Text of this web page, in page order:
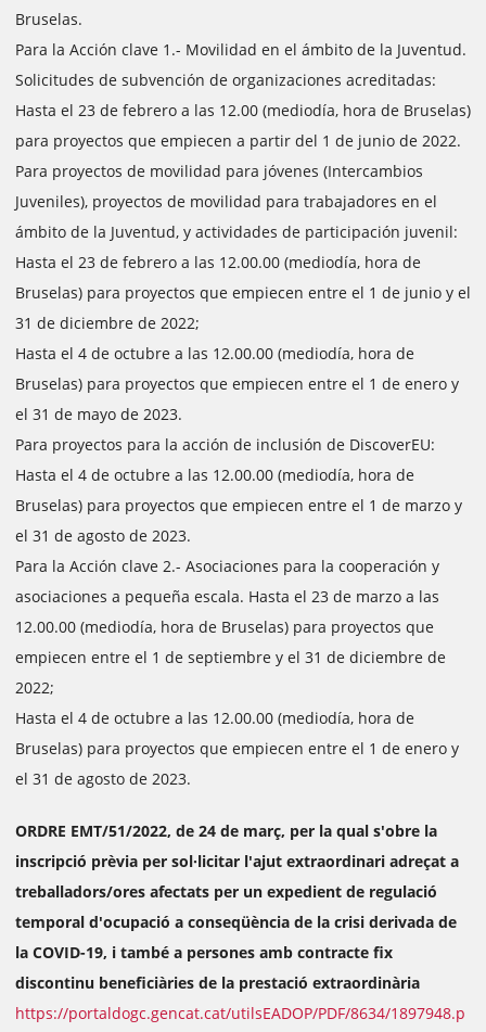
Bruselas.
Para la Acción clave 1.- Movilidad en el ámbito de la Juventud.
Solicitudes de subvención de organizaciones acreditadas:
Hasta el 23 de febrero a las 12.00 (mediodía, hora de Bruselas)
para proyectos que empiecen a partir del 1 de junio de 2022.
Para proyectos de movilidad para jóvenes (Intercambios
Juveniles), proyectos de movilidad para trabajadores en el
ámbito de la Juventud, y actividades de participación juvenil:
Hasta el 23 de febrero a las 12.00.00 (mediodía, hora de
Bruselas) para proyectos que empiecen entre el 1 de junio y el
31 de diciembre de 2022;
Hasta el 4 de octubre a las 12.00.00 (mediodía, hora de
Bruselas) para proyectos que empiecen entre el 1 de enero y
el 31 de mayo de 2023.
Para proyectos para la acción de inclusión de DiscoverEU:
Hasta el 4 de octubre a las 12.00.00 (mediodía, hora de
Bruselas) para proyectos que empiecen entre el 1 de marzo y
el 31 de agosto de 2023.
Para la Acción clave 2.- Asociaciones para la cooperación y
asociaciones a pequeña escala. Hasta el 23 de marzo a las
12.00.00 (mediodía, hora de Bruselas) para proyectos que
empiecen entre el 1 de septiembre y el 31 de diciembre de
2022;
Hasta el 4 de octubre a las 12.00.00 (mediodía, hora de
Bruselas) para proyectos que empiecen entre el 1 de enero y
el 31 de agosto de 2023.
ORDRE EMT/51/2022, de 24 de març, per la qual s'obre la
inscripció prèvia per sol·licitar l'ajut extraordinari adreçat a
treballadors/ores afectats per un expedient de regulació
temporal d'ocupació a conseqüència de la crisi derivada de
la COVID-19, i també a persones amb contracte fix
discontinu beneficiàries de la prestació extraordinària
https://portaldogc.gencat.cat/utilsEADOP/PDF/8634/1897948.p